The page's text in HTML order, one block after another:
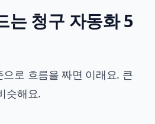
는 청구 자동화 5
로 흐름을 짜면 이래요. 큰
슷해요.